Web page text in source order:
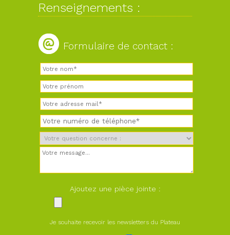
Renseignements :
Formulaire de contact :
Ajoutez une pièce jointe :
Je souhaite recevoir les newsletters du Plateau